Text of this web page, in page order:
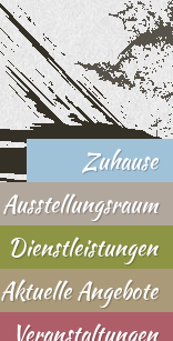
Zuhause
Ausstellungsraum
Dienstleistungen
Aktuelle Angebote
Veranstaltungen